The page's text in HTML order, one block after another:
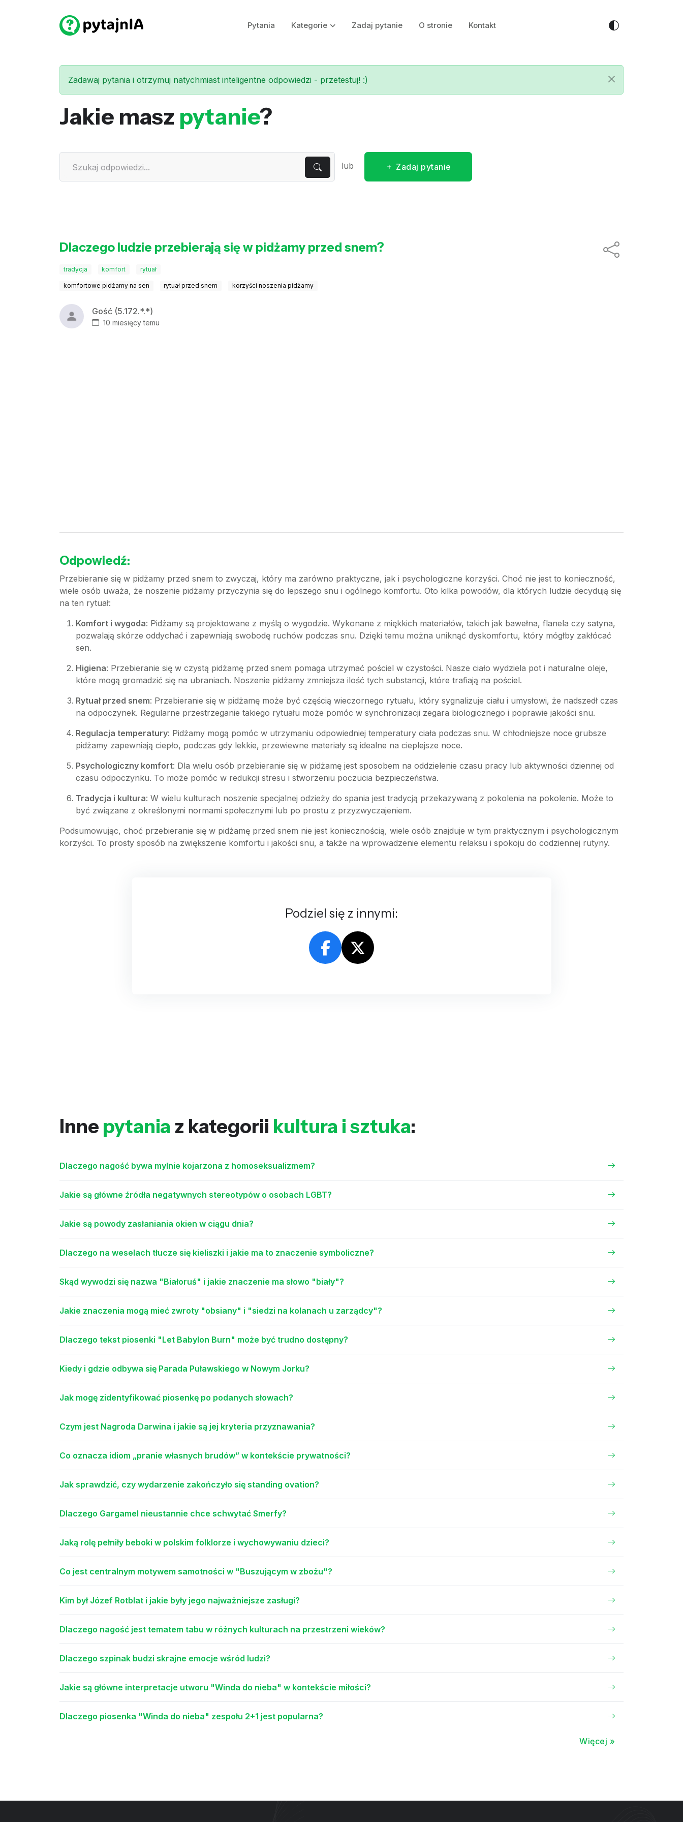
Pytania Kategorie Zadaj pytanie O stronie Kontakt
Zadawaj pytania i otrzymuj natychmiast inteligentne odpowiedzi - przetestuj! :)
Jakie masz pytanie?
lub Zadaj pytanie
Dlaczego ludzie przebierają się w pidżamy przed snem?
tradycja komfort rytuał
komfortowe pidżamy na sen rytuał przed snem korzyści noszenia pidżamy
Gość (5.172.*.*)
10 miesięcy temu
Odpowiedź:
Przebieranie się w pidżamy przed snem to zwyczaj, który ma zarówno praktyczne, jak i psychologiczne korzyści. Choć nie jest to konieczność,
wiele osób uważa, że noszenie pidżamy przyczynia się do lepszego snu i ogólnego komfortu. Oto kilka powodów, dla których ludzie decydują się
na ten rytuał:
Komfort i wygoda: Pidżamy są projektowane z myślą o wygodzie. Wykonane z miękkich materiałów, takich jak bawełna, flanela czy satyna,
pozwalają skórze oddychać i zapewniają swobodę ruchów podczas snu. Dzięki temu można uniknąć dyskomfortu, który mógłby zakłócać
sen.
Higiena: Przebieranie się w czystą pidżamę przed snem pomaga utrzymać pościel w czystości. Nasze ciało wydziela pot i naturalne oleje,
które mogą gromadzić się na ubraniach. Noszenie pidżamy zmniejsza ilość tych substancji, które trafiają na pościel.
Rytuał przed snem: Przebieranie się w pidżamę może być częścią wieczornego rytuału, który sygnalizuje ciału i umysłowi, że nadszedł czas
na odpoczynek. Regularne przestrzeganie takiego rytuału może pomóc w synchronizacji zegara biologicznego i poprawie jakości snu.
Regulacja temperatury: Pidżamy mogą pomóc w utrzymaniu odpowiedniej temperatury ciała podczas snu. W chłodniejsze noce grubsze
pidżamy zapewniają ciepło, podczas gdy lekkie, przewiewne materiały są idealne na cieplejsze noce.
Psychologiczny komfort: Dla wielu osób przebieranie się w pidżamę jest sposobem na oddzielenie czasu pracy lub aktywności dziennej od
czasu odpoczynku. To może pomóc w redukcji stresu i stworzeniu poczucia bezpieczeństwa.
Tradycja i kultura: W wielu kulturach noszenie specjalnej odzieży do spania jest tradycją przekazywaną z pokolenia na pokolenie. Może to
być związane z określonymi normami społecznymi lub po prostu z przyzwyczajeniem.
Podsumowując, choć przebieranie się w pidżamę przed snem nie jest koniecznością, wiele osób znajduje w tym praktycznym i psychologicznym
korzyści. To prosty sposób na zwiększenie komfortu i jakości snu, a także na wprowadzenie elementu relaksu i spokoju do codziennej rutyny.
Podziel się z innymi:
Inne pytania z kategorii kultura i sztuka:
Dlaczego nagość bywa mylnie kojarzona z homoseksualizmem?
Jakie są główne źródła negatywnych stereotypów o osobach LGBT?
Jakie są powody zasłaniania okien w ciągu dnia?
Dlaczego na weselach tłucze się kieliszki i jakie ma to znaczenie symboliczne?
Skąd wywodzi się nazwa "Białoruś" i jakie znaczenie ma słowo "biały"?
Jakie znaczenia mogą mieć zwroty "obsiany" i "siedzi na kolanach u zarządcy"?
Dlaczego tekst piosenki "Let Babylon Burn" może być trudno dostępny?
Kiedy i gdzie odbywa się Parada Puławskiego w Nowym Jorku?
Jak mogę zidentyfikować piosenkę po podanych słowach?
Czym jest Nagroda Darwina i jakie są jej kryteria przyznawania?
Co oznacza idiom „pranie własnych brudów” w kontekście prywatności?
Jak sprawdzić, czy wydarzenie zakończyło się standing ovation?
Dlaczego Gargamel nieustannie chce schwytać Smerfy?
Jaką rolę pełniły beboki w polskim folklorze i wychowywaniu dzieci?
Co jest centralnym motywem samotności w "Buszującym w zbożu"?
Kim był Józef Rotblat i jakie były jego najważniejsze zasługi?
Dlaczego nagość jest tematem tabu w różnych kulturach na przestrzeni wieków?
Dlaczego szpinak budzi skrajne emocje wśród ludzi?
Jakie są główne interpretacje utworu "Winda do nieba" w kontekście miłości?
Dlaczego piosenka "Winda do nieba" zespołu 2+1 jest popularna?
Więcej »